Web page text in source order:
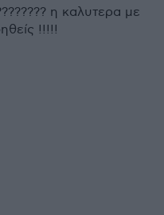
η καλυτερα με
!!!!!